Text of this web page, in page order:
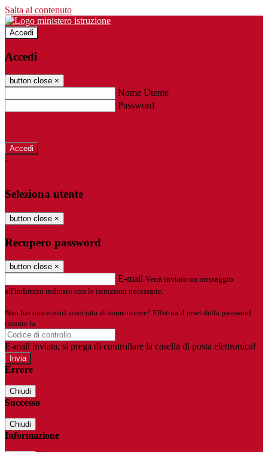
Salta al contenuto
Accedi
Accedi
button close ×
Nome Utente
Password
-
Seleziona utente
button close ×
Recupero password
button close ×
E-mail Verrà inviato un messaggio
all'indirizzo indicato con le istruzioni necessarie.
Non hai una e-mail associata al nome utente? Effettua il reset della password
tramite la
E-mail inviata, si prega di controllare la casella di posta elettronica!
Errore
Chiudi
Successo
Chiudi
Informazione